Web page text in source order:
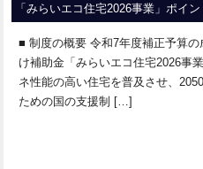
「みらいエコ住宅2026事業」ポイ
■ 制度の概要 令和7年度補正予算
け補助金「みらいエコ住宅2026事
ネ性能の高い住宅を普及させ、
ための国の支援制 […]